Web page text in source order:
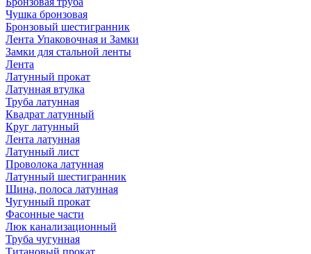
Чушка бронзовая
Бронзовый шестигранник
Лента Упаковочная и Замки
Замки для стальной ленты
Лента
Латунный прокат
Латунная втулка
Труба латунная
Квадрат латунный
Круг латунный
Лента латунная
Латунный лист
Проволока латунная
Латунный шестигранник
Шина, полоса латунная
Чугунный прокат
Фасонные части
Люк канализационный
Труба чугунная
Титановый прокат